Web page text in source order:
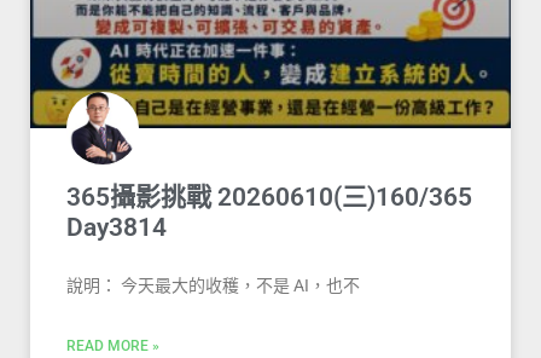
365攝影挑戰 20260610(三)160/365
Day3814
說明： 今天最大的收穫，不是 AI，也不
READ MORE »